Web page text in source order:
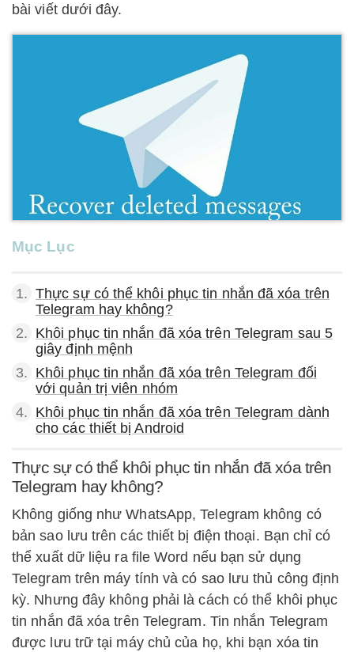
bài viết dưới đây.
Mục Lục
1. Thực sự có thể khôi phục tin nhắn đã xóa trên
Telegram hay không?
2. Khôi phục tin nhắn đã xóa trên Telegram sau 5
giây định mệnh
3. Khôi phục tin nhắn đã xóa trên Telegram đối
với quản trị viên nhóm
4. Khôi phục tin nhắn đã xóa trên Telegram dành
cho các thiết bị Android
Thực sự có thể khôi phục tin nhắn đã xóa trên
Telegram hay không?
Không giống như WhatsApp, Telegram không có
bản sao lưu trên các thiết bị điện thoại. Bạn chỉ có
thể xuất dữ liệu ra file Word nếu bạn sử dụng
Telegram trên máy tính và có sao lưu thủ công định
kỳ. Nhưng đây không phải là cách có thể khôi phục
tin nhắn đã xóa trên Telegram. Tin nhắn Telegram
được lưu trữ tại máy chủ của họ, khi bạn xóa tin